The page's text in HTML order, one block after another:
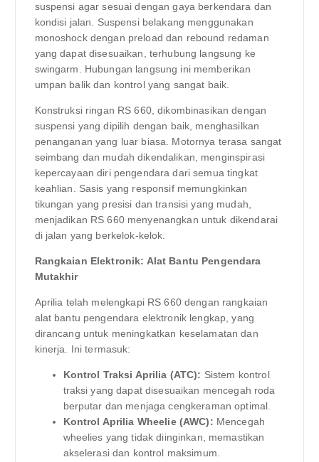
suspensi agar sesuai dengan gaya berkendara dan
kondisi jalan. Suspensi belakang menggunakan
monoshock dengan preload dan rebound redaman
yang dapat disesuaikan, terhubung langsung ke
swingarm. Hubungan langsung ini memberikan
umpan balik dan kontrol yang sangat baik.
Konstruksi ringan RS 660, dikombinasikan dengan
suspensi yang dipilih dengan baik, menghasilkan
penanganan yang luar biasa. Motornya terasa sangat
seimbang dan mudah dikendalikan, menginspirasi
kepercayaan diri pengendara dari semua tingkat
keahlian. Sasis yang responsif memungkinkan
tikungan yang presisi dan transisi yang mudah,
menjadikan RS 660 menyenangkan untuk dikendarai
di jalan yang berkelok-kelok.
Rangkaian Elektronik: Alat Bantu Pengendara
Mutakhir
Aprilia telah melengkapi RS 660 dengan rangkaian
alat bantu pengendara elektronik lengkap, yang
dirancang untuk meningkatkan keselamatan dan
kinerja. Ini termasuk:
Kontrol Traksi Aprilia (ATC): Sistem kontrol
traksi yang dapat disesuaikan mencegah roda
berputar dan menjaga cengkeraman optimal.
Kontrol Aprilia Wheelie (AWC): Mencegah
wheelies yang tidak diinginkan, memastikan
akselerasi dan kontrol maksimum.